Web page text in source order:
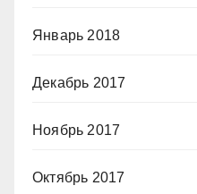
Январь 2018
Декабрь 2017
Ноябрь 2017
Октябрь 2017